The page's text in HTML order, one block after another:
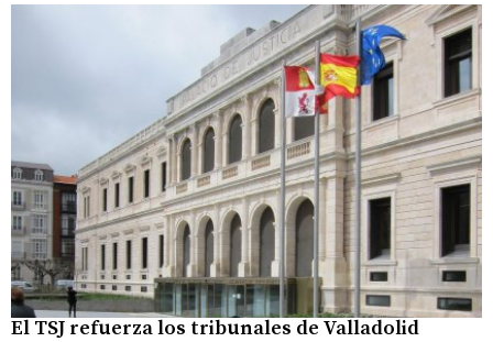
El TSJ refuerza los tribunales de Valladolid